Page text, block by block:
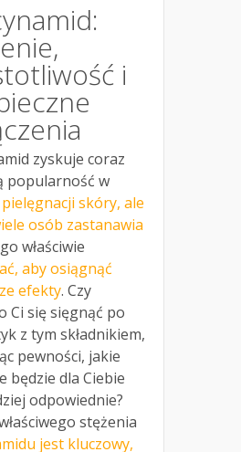
i
zyskuje coraz
popularność w
pielęgnacji skóry, ale
osób zastanawia
właściwie
aby osiągnąć
efekty. Czy
Ci się sięgnąć po
z tym składnikiem,
pewności, jakie
będzie dla Ciebie
odpowiednie?
stężenia
jest kluczowy,